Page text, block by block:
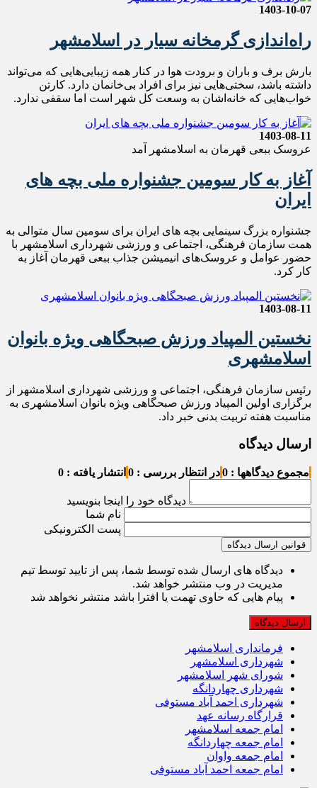
1403-10-07
راه‌اندازی گرمخانه سیار در اسلامشهر
بارش برف و باران و برودت هوا در کنار همه زیبایی‌هایی که می‌تواند
داشته باشد، سختی‌هایی نیز برای افراد بی‌خانمان دارد. کارتن
خواب‌هایی که خانه‌اشان به وسعت کل شهر است اما سقفی ندارد.
1403-08-11
عروسک ببعی قهرمان به اسلامشهر آمد
آغاز به کار سومین جشنواره ملی بچه های
ایران
جشنواره بزرگ سینمایی بچه های ایران برای سومین سال متوالی به
همت سازمان فرهنگی، اجتماعی و ورزشی شهرداری اسلامشهر با
حضور عوامل و عروسک‌های انیمیشن جذاب ببعی قهرمان آغاز به
کار کرد.
1403-08-11
نخستین المپیاد ورزش صبحگاهی ویژه بانوان
اسلامشهری
رئیس سازمان فرهنگی، اجتماعی و ورزشی شهرداری اسلامشهر از
برگزاری اولین المپیاد ورزش صبحگاهی ویژه بانوان اسلامشهری به
مناسبت هفته تربیت بدنی خبر داد.
ارسال دیدگاه
مجموع دیدگاهها : 0 در انتظار بررسی : 0 انتشار یافته : 0
دیدگاه خود را اینجا بنویسید
نام شما
پست الکترونیکی
قوانین ارسال دیدگاه
دیدگاه های ارسال شده توسط شما، پس از تایید توسط تیم
مدیریت در وب منتشر خواهد شد.
پیام هایی که حاوی تهمت یا افترا باشد منتشر نخواهد شد
فرمانداری اسلامشهر
شهرداری اسلامشهر
شورای شهر اسلامشهر
شهرداری چهاردانگه
شهرداری احمد آباد مستوفی
قرارگاه رسانه عهد
امام جمعه اسلامشهر
امام جمعه چهاردانگه
امام جمعه واوان
امام جمعه احمد آباد مستوفی